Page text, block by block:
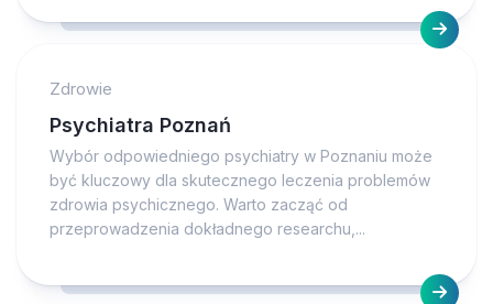
Zdrowie
Psychiatra Poznań
Wybór odpowiedniego psychiatry w Poznaniu może
być kluczowy dla skutecznego leczenia problemów
zdrowia psychicznego. Warto zacząć od
przeprowadzenia dokładnego researchu,...